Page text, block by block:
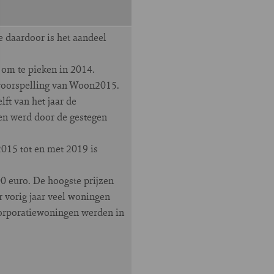
is het aandeel
te pieken in 2014.
van Woon2015.
van het jaar de
werd door de gestegen
tot en met 2019 is
euro. De hoogste prijzen
vorig jaar veel woningen
werden in